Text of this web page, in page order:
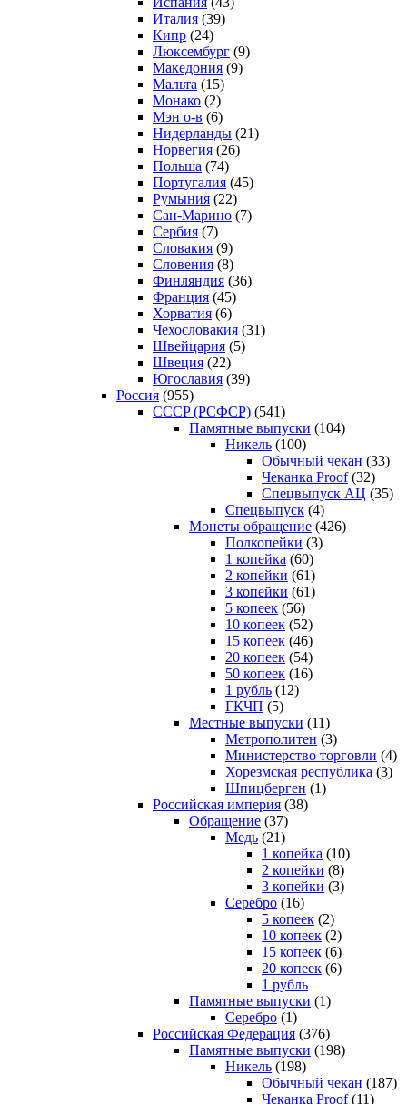
Италия (39)
Кипр (24)
Люксембург (9)
Македония (9)
Мальта (15)
Монако (2)
Мэн о-в (6)
Нидерланды (21)
Норвегия (26)
Польша (74)
Португалия (45)
Румыния (22)
Сан-Марино (7)
Сербия (7)
Словакия (9)
Словения (8)
Финляндия (36)
Франция (45)
Хорватия (6)
Чехословакия (31)
Швейцария (5)
Швеция (22)
Югославия (39)
Россия (955)
CCCP (РСФСР) (541)
Памятные выпуски (104)
Никель (100)
Обычный чекан (33)
Чеканка Proof(32)
Спецвыпуск АЦ (35)
Спецвыпуск (4)
Монеты обращение (426)
Полкопейки (3)
1 копейка (60)
2 копейки (61)
3 копейки (61)
5 копеек (56)
10 копеек (52)
15 копеек (46)
20 копеек (54)
50 копеек (16)
1 рубль (12)
ГКЧП (5)
Местные выпуски (11)
Метрополитен (3)
Министерство торговли (4)
Хорезмская республика (3)
Шпицберген (1)
Российская империя (38)
Обращение (37)
Медь (21)
1 копейка (10)
2 копейки (8)
3 копейки (3)
Серебро (16)
5 копеек (2)
10 копеек (2)
15 копеек (6)
20 копеек (6)
1 рубль
Памятные выпуски (1)
Серебро (1)
Российская Федерация (376)
Памятные выпуски (198)
Никель (198)
Обычный чекан (187)
Чеканка Proof(11)